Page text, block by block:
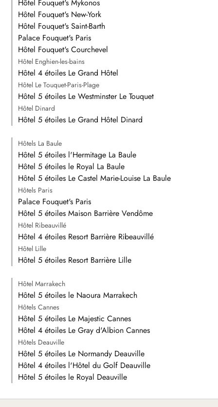
Hôtel Fouquet's Mykonos
Hôtel Fouquet's New-York
Hôtel Fouquet's Saint-Barth
Palace Fouquet's Paris
Hôtel Fouquet's Courchevel
Hôtel Enghien-les-bains
Hôtel 4 étoiles Le Grand Hôtel
Hôtel Le Touquet-Paris-Plage
Hôtel 5 étoiles Le Westminster Le Touquet
Hôtel Dinard
Hôtel 5 étoiles Le Grand Hôtel Dinard
Hôtels La Baule
Hôtel 5 étoiles l'Hermitage La Baule
Hôtel 5 étoiles le Royal La Baule
Hôtel 5 étoiles Le Castel Marie-Louise La Baule
Hôtels Paris
Palace Fouquet's Paris
Hôtel 5 étoiles Maison Barrière Vendôme
Hôtel Ribeauvillé
Hôtel 4 étoiles Resort Barrière Ribeauvillé
Hôtel Lille
Hôtel 5 étoiles Resort Barrière Lille
Hôtel Marrakech
Hôtel 5 étoiles le Naoura Marrakech
Hôtels Cannes
Hôtel 5 étoiles Le Majestic Cannes
Hôtel 4 étoiles Le Gray d'Albion Cannes
Hôtels Deauville
Hôtel 5 étoiles Le Normandy Deauville
Hôtel 4 étoiles l'Hôtel du Golf Deauville
Hôtel 5 étoiles le Royal Deauville